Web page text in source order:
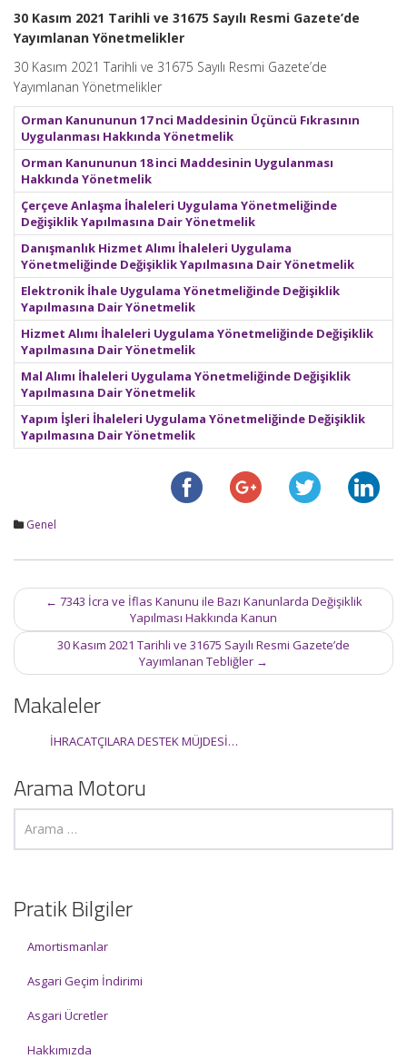
30 Kasım 2021 Tarihli ve 31675 Sayılı Resmi Gazete’de
Yayımlanan Yönetmelikler
30 Kasım 2021 Tarihli ve 31675 Sayılı Resmi Gazete’de
Yayımlanan Yönetmelikler
Orman Kanununun 17 nci Maddesinin Üçüncü Fıkrasının
Uygulanması Hakkında Yönetmelik
Orman Kanununun 18 inci Maddesinin Uygulanması
Hakkında Yönetmelik
Çerçeve Anlaşma İhaleleri Uygulama Yönetmeliğinde
Değişiklik Yapılmasına Dair Yönetmelik
Danışmanlık Hizmet Alımı İhaleleri Uygulama
Yönetmeliğinde Değişiklik Yapılmasına Dair Yönetmelik
Elektronik İhale Uygulama Yönetmeliğinde Değişiklik
Yapılmasına Dair Yönetmelik
Hizmet Alımı İhaleleri Uygulama Yönetmeliğinde Değişiklik
Yapılmasına Dair Yönetmelik
Mal Alımı İhaleleri Uygulama Yönetmeliğinde Değişiklik
Yapılmasına Dair Yönetmelik
Yapım İşleri İhaleleri Uygulama Yönetmeliğinde Değişiklik
Yapılmasına Dair Yönetmelik
Genel
Post
navigation
← 7343 İcra ve İflas Kanunu ile Bazı Kanunlarda Değişiklik
Yapılması Hakkında Kanun
30 Kasım 2021 Tarihli ve 31675 Sayılı Resmi Gazete’de
Yayımlanan Tebliğler →
Makaleler
İHRACATÇILARA DESTEK MÜJDESİ…
Arama Motoru
Pratik Bilgiler
Amortismanlar
Asgari Geçim İndirimi
Asgari Ücretler
Hakkımızda